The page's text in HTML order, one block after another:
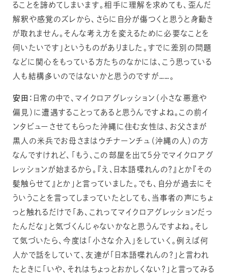
ることを諦めてしまいます。相手に理解を求めても、歪んだ
解釈や感覚のズレから、さらに自分が傷つくと思うと身動き
が取れません。そんな考え方を変えるために必要なことを
伺いたいです」というものがありました。すでに差別の問題
などに関心をもっている方たちのなかには、こう思っている
人も結構多いのではないかと思うのですが……。
安田： 日常の中で、マイクロアグレッション（小さな悪意や
偏見）に遭遇することってあると思うんですよね。この前イ
ンタビューさせてもらった沖縄に住む女性は、お父さまが
黒人の米兵でお母さまはウチナーンチュ（沖縄の人）の方
なんですけれど、「もう、この部屋を出て５分でマイクロアグ
レッションが始まるから。『え、日本語喋れんの？』とか『その
髪触らせて』とか」と言っていました。でも、自分が過去にそ
ういうことを言ってしまっていたとしても、当事者の声にちょ
っと触れるだけで「あ、これってマイクロアグレッションだっ
たんだな」と気づくんじゃないかなと思うんですよね。そし
て気づいたら、今度は「小さな介入」をしていく。例えば何
人かで話をしていて、友達が「日本語喋れんの？」と言われ
たときに「いや、それはちょっとおかしくない？」と言ってみる